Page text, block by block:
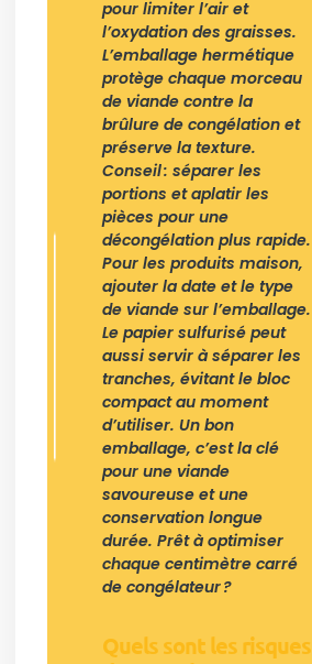
pour limiter l’air et
l’oxydation des graisses.
L’emballage hermétique
protège chaque morceau
de viande contre la
brûlure de congélation et
préserve la texture.
Conseil : séparer les
portions et aplatir les
pièces pour une
décongélation plus rapide.
Pour les produits maison,
ajouter la date et le type
de viande sur l’emballage.
Le papier sulfurisé peut
aussi servir à séparer les
tranches, évitant le bloc
compact au moment
d’utiliser. Un bon
emballage, c’est la clé
pour une viande
savoureuse et une
conservation longue
durée. Prêt à optimiser
chaque centimètre carré
de congélateur ?
Quels sont les risques